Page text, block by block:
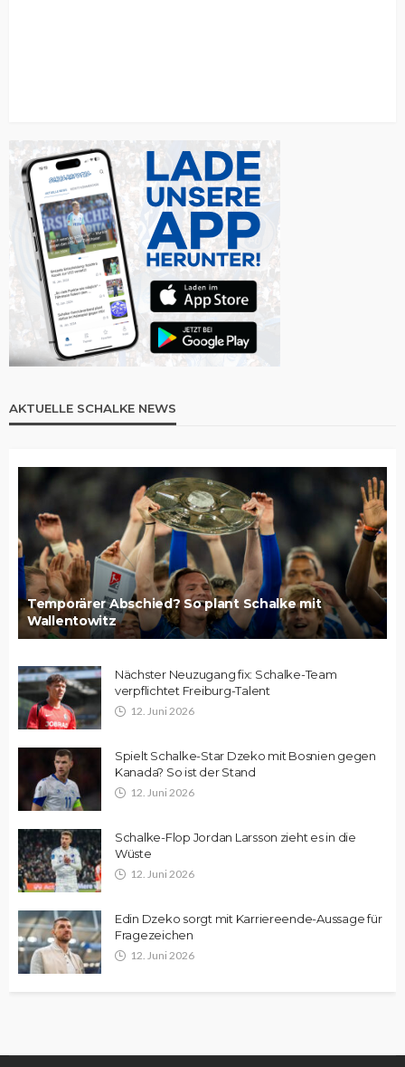
AKTUELLE SCHALKE NEWS
Temporärer Abschied? So plant Schalke mit
Wallentowitz
Nächster Neuzugang fix: Schalke-Team
verpflichtet Freiburg-Talent
12. Juni 2026
Spielt Schalke-Star Dzeko mit Bosnien gegen
Kanada? So ist der Stand
12. Juni 2026
Schalke-Flop Jordan Larsson zieht es in die
Wüste
12. Juni 2026
Edin Dzeko sorgt mit Karriereende-Aussage für
Fragezeichen
12. Juni 2026